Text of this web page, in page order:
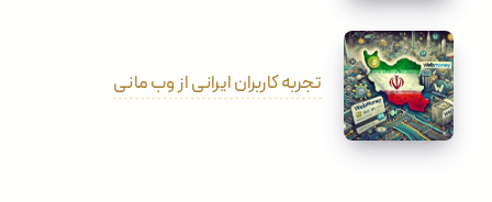
تجربه کاربران ایرانی از وب مانی